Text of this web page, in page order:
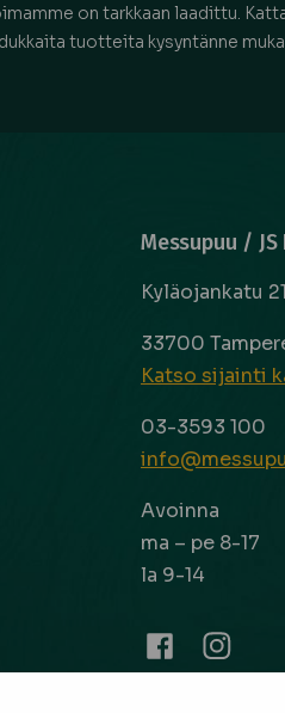
on tarkkaan laadittu.
tuotteita kysyntänne
Messupuu / JS
Kyläojankatu 21
33700
Katso sijainti
03-3593 100
Avoinna
ma – pe 8-17
la 9-14
Facebook